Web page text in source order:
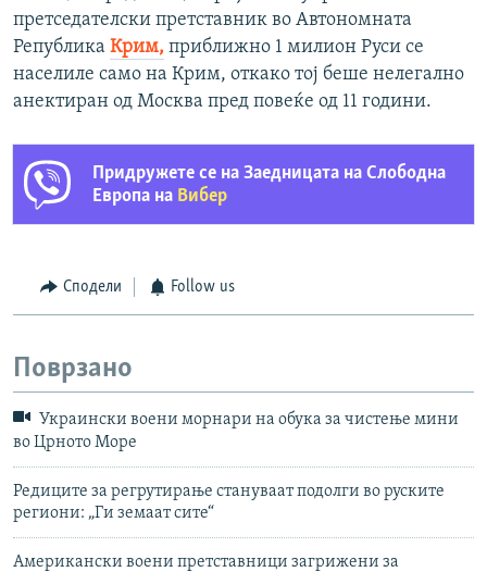
претседателски претставник во Автономната
Република Крим, приближно 1 милион Руси се
населиле само на Крим, откако тој беше нелегално
анектиран од Москва пред повеќе од 11 години.
Придружете се на Заедницата на Слободна
Европа на Вибер
Сподели Follow us
Поврзано
Украински воени морнари на обука за чистење мини
во Црното Море
Редиците за регрутирање стануваат подолги во руските
региони: „Ги земаат сите“
Американски воени претставници загрижени за